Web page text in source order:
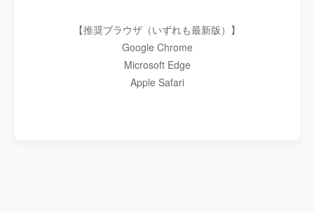
【推奨ブラウザ（いずれも最新版）】
Google Chrome
Microsoft Edge
Apple Safari